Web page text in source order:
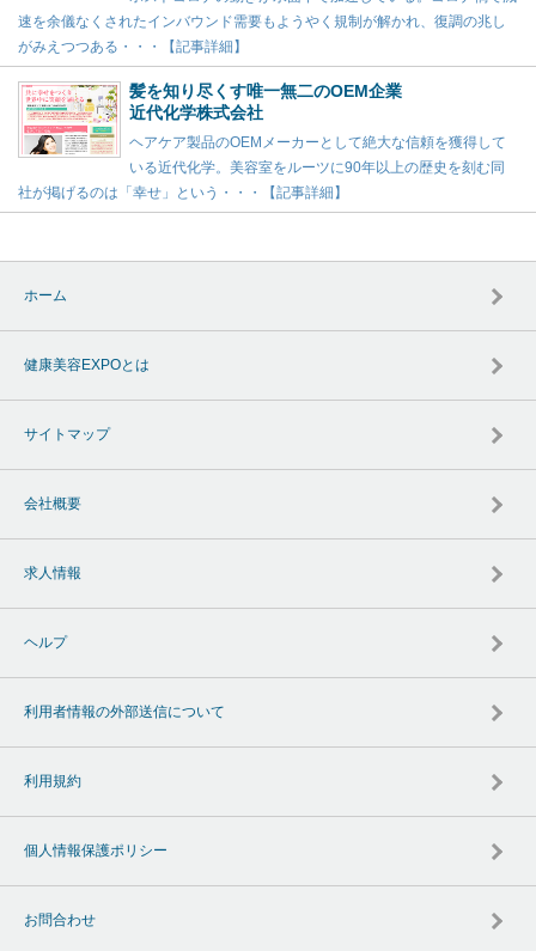
速を余儀なくされたインバウンド需要もようやく規制が解かれ、復調の兆し
がみえつつある・・・【記事詳細】
髪を知り尽くす唯一無二のOEM企業
近代化学株式会社
ヘアケア製品のOEMメーカーとして絶大な信頼を獲得して
いる近代化学。美容室をルーツに90年以上の歴史を刻む同
社が掲げるのは「幸せ」という・・・【記事詳細】
ホーム
健康美容EXPOとは
サイトマップ
会社概要
求人情報
ヘルプ
利用者情報の外部送信について
利用規約
個人情報保護ポリシー
お問合わせ